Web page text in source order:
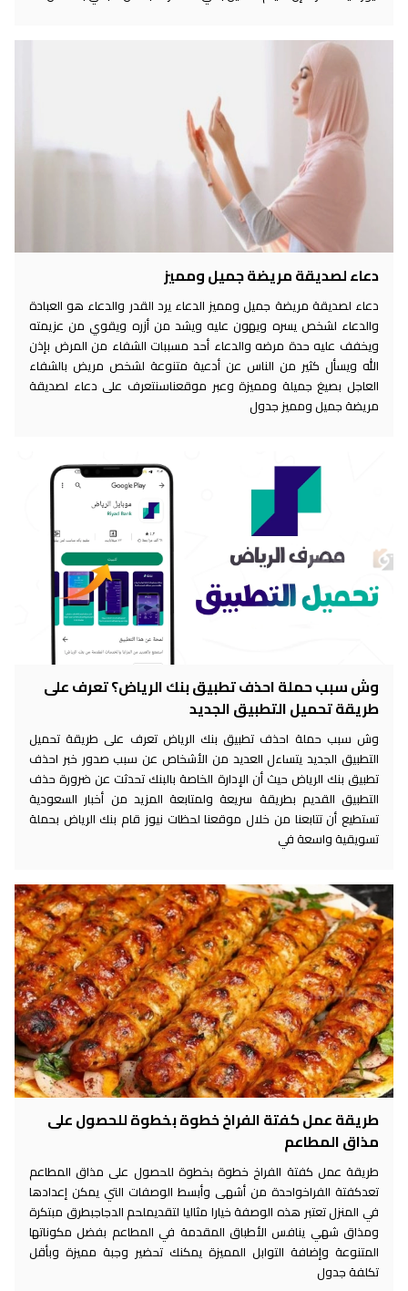
دعاء لصديقة مريضة جميل ومميز
دعاء لصديقة مريضة جميل ومميز الدعاء يرد القدر والدعاء هو العبادة
والدعاء لشخص يسره ويهون عليه ويشد من أزره ويقوي من عزيمته
ويخفف عليه حدة مرضه والدعاء أحد مسببات الشفاء من المرض بإذن
الله ويسأل كثير من الناس عن أدعية متنوعة لشخص مريض بالشفاء
العاجل بصيغ جميلة ومميزة وعبر موقعناسنتعرف على دعاء لصديقة
مريضة جميل ومميز جدول
وش سبب حملة احذف تطبيق بنك الرياض؟ تعرف على
طريقة تحميل التطبيق الجديد
وش سبب حملة احذف تطبيق بنك الرياض تعرف على طريقة تحميل
التطبيق الجديد يتساءل العديد من الأشخاص عن سبب صدور خبر احذف
تطبيق بنك الرياض حيث أن الإدارة الخاصة بالبنك تحدثت عن ضرورة حذف
التطبيق القديم بطريقة سريعة ولمتابعة المزيد من أخبار السعودية
تستطيع أن تتابعنا من خلال موقعنا لحظات نيوز قام بنك الرياض بحملة
تسويقية واسعة في
طريقة عمل كفتة الفراخ خطوة بخطوة للحصول على
مذاق المطاعم
طريقة عمل كفتة الفراخ خطوة بخطوة للحصول على مذاق المطاعم
تعدكفتة الفراخواحدة من أشهى وأبسط الوصفات التي يمكن إعدادها
في المنزل تعتبر هذه الوصفة خيارا مثاليا لتقديملحم الدجاجبطرق مبتكرة
ومذاق شهي ينافس الأطباق المقدمة في المطاعم بفضل مكوناتها
المتنوعة وإضافة التوابل المميزة يمكنك تحضير وجبة مميزة وبأقل
تكلفة جدول